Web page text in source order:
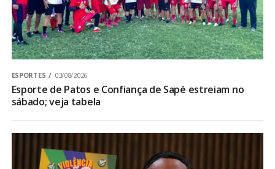
ESPORTES 03/08/2026
Esporte de Patos e Confiança de Sapé estreiam no
sábado; veja tabela